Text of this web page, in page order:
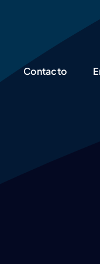
Contacto